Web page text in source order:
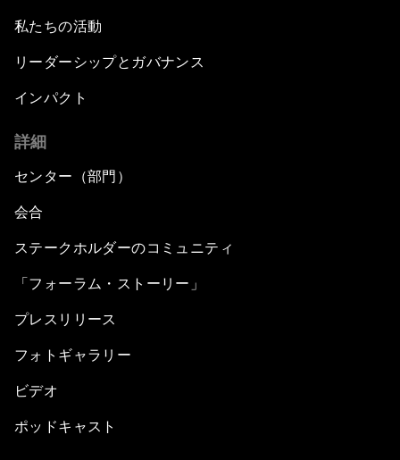
私たちの活動
リーダーシップとガバナンス
インパクト
詳細
センター（部門）
会合
ステークホルダーのコミュニティ
「フォーラム・ストーリー」
プレスリリース
フォトギャラリー
ビデオ
ポッドキャスト